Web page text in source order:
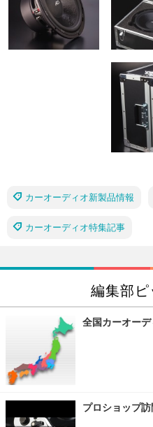
カーオーディオ新製品情報
カーオーディオ特集記事
編集部ピ
全国カーオー
プロショップ